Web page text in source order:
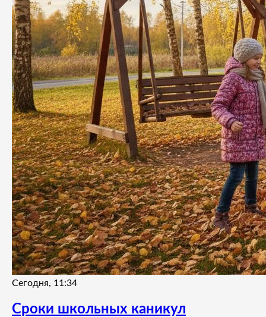
Сегодня, 11:34
Сроки школьных каникул